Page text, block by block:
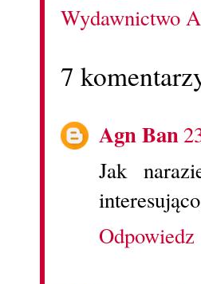
Wydawnictwo
7
Agn Ban
Jak
Odpowiedz